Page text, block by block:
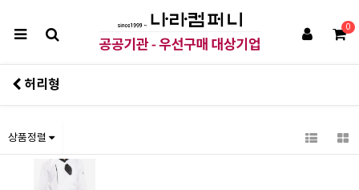
0
허리형
상품정렬